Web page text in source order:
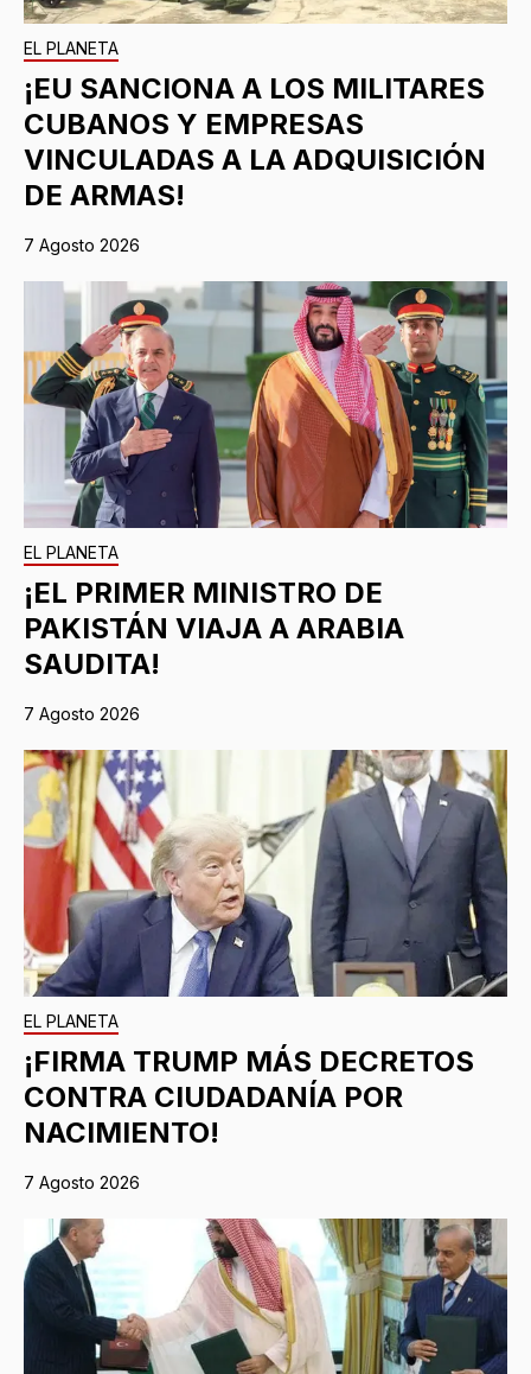
EL PLANETA
¡EU SANCIONA A LOS MILITARES
CUBANOS Y EMPRESAS
VINCULADAS A LA ADQUISICIÓN
DE ARMAS!
7 Agosto 2026
EL PLANETA
¡EL PRIMER MINISTRO DE
PAKISTÁN VIAJA A ARABIA
SAUDITA!
7 Agosto 2026
EL PLANETA
¡FIRMA TRUMP MÁS DECRETOS
CONTRA CIUDADANÍA POR
NACIMIENTO!
7 Agosto 2026